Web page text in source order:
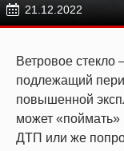
21.12.2022
Ветровое стекло
подлежащий
повышенной
может «поймать»
ДТП или же